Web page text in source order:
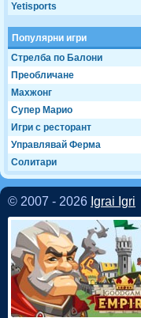
Yetisports
Популярни игри
Стрелба по Балони
Преобличане
Махжонг
Супер Марио
Игри с ресторант
Управлявай Ферма
Солитари
© 2007 - 2026 Igrai Igri